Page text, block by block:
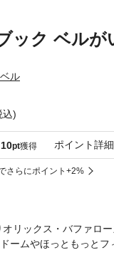
ック ベルが
ル
込)
10pt獲得 ポイント詳細
さらにポイント+2%
リックス・バファロ
ームやほっともっとフ
撮り下ろしアイドル